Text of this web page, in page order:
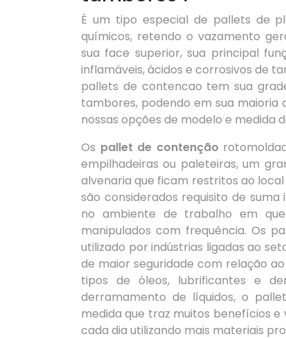
É um tipo especial de pallets de
químicos, retendo o vazamento
sua face superior, sua principal
inflamáveis, ácidos e corrosivos de
pallets de contencao tem sua
tambores, podendo em sua maioria
nossas opções de modelo e
Os pallet de contenção
empilhadeiras ou paleteiras, um
alvenaria que ficam restritos ao
são considerados requisito de
no ambiente de trabalho em
manipulados com frequência. Os
utilizado por indústrias ligadas ao
de maior seguridade com relação
tipos de óleos, lubrificantes e
derramamento de líquidos, o
medida que traz muitos benefícios
cada dia utilizando mais materiais